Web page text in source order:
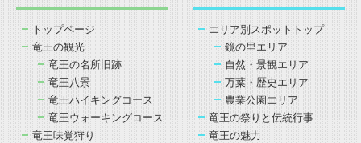
トップページ
竜王の観光
竜王の名所旧跡
竜王八景
竜王ハイキングコース
竜王ウォーキングコース
竜王味覚狩り
エリア別スポットトップ
鏡の里エリア
自然・景観エリア
万葉・歴史エリア
農業公園エリア
竜王の祭りと伝統行事
竜王の魅力